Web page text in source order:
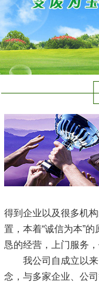
得到企业以及很多机
置，本着“诚信为本”
恳的经营，上门服务
我公司自成立以来
念，与多家企业、公